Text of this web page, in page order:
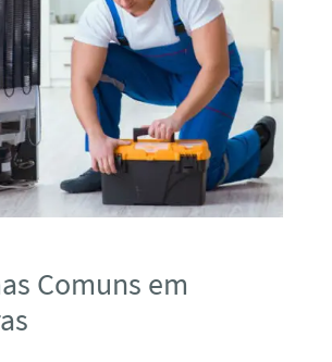
Comuns em